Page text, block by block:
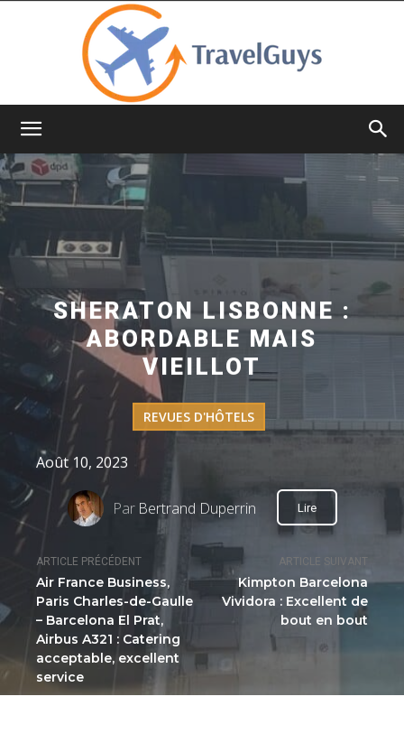
ARTICLE PRÉCÉDENT
Air France Business,
Paris Charles-de-Gaulle
– Barcelona El Prat,
Airbus A321 : Catering
acceptable, excellent
service
ARTICLE SUIVANT
Kimpton Barcelona
Vividora : Excellent de
bout en bout
SHERATON LISBONNE :
ABORDABLE MAIS
VIEILLOT
REVUES D'HÔTELS
Août 10, 2023
Par Bertrand Duperrin Lire